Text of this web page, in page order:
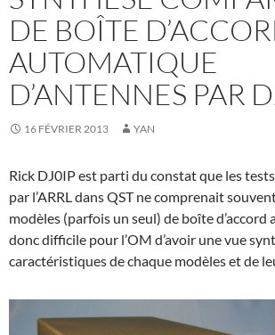
DE BOÎTE
AUTOMATIQUE
D’ANTENNES PAR
16 FÉVRIER 2013 YAN
Rick DJ0IP est parti du constat que les
par l’ARRL dans QST ne comprenait
modèles (parfois un seul) de boîte
donc difficile pour l’OM d’avoir une vue
caractéristiques de chaque modèles et de